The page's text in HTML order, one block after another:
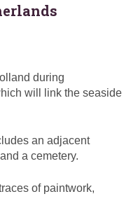
during
will link the seaside
an adjacent
a cemetery.
of paintwork,